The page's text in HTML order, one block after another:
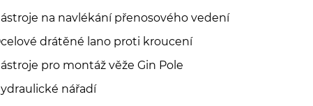
na navlékání přenosového vedení
drátěné lano proti kroucení
pro montáž věže Gin Pole
nářadí